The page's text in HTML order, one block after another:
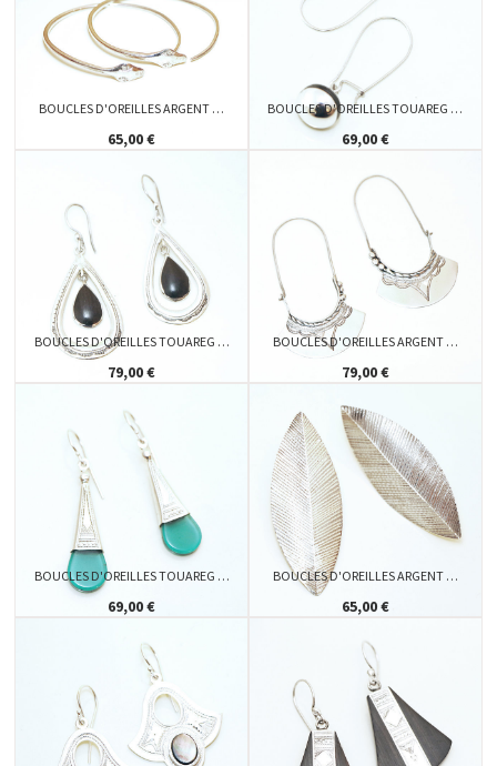
BOUCLES D'OREILLES ARGENT …
65,00 €
BOUCLES D'OREILLES TOUAREG …
69,00 €
BOUCLES D'OREILLES TOUAREG …
79,00 €
BOUCLES D'OREILLES ARGENT …
79,00 €
BOUCLES D'OREILLES TOUAREG …
69,00 €
BOUCLES D'OREILLES ARGENT …
65,00 €